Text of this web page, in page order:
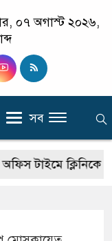
০৭ অগাস্ট ২০২৬,
সব
ক্লিনিকে রোগী